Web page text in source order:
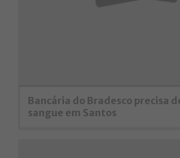
Bancária do Bradesco precisa
sangue em Santos